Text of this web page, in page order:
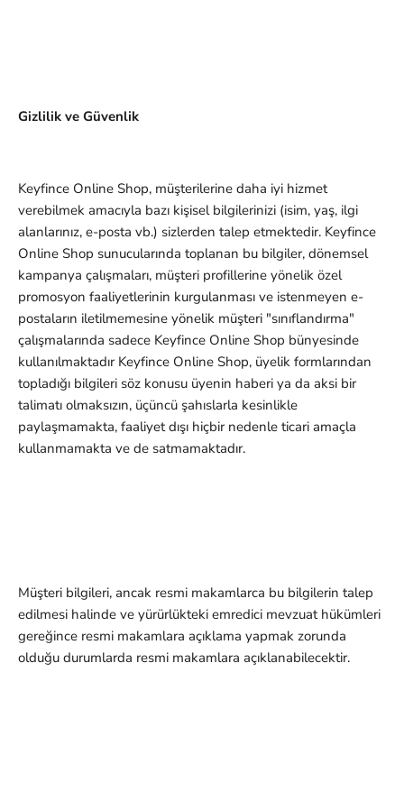
Gizlilik ve Güvenlik
Keyfince Online Shop, müşterilerine daha iyi hizmet
verebilmek amacıyla bazı kişisel bilgilerinizi (isim, yaş, ilgi
alanlarınız, e-posta vb.) sizlerden talep etmektedir. Keyfince
Online Shop sunucularında toplanan bu bilgiler, dönemsel
kampanya çalışmaları, müşteri profillerine yönelik özel
promosyon faaliyetlerinin kurgulanması ve istenmeyen e-
postaların iletilmemesine yönelik müşteri "sınıflandırma"
çalışmalarında sadece Keyfince Online Shop bünyesinde
kullanılmaktadır Keyfince Online Shop, üyelik formlarından
topladığı bilgileri söz konusu üyenin haberi ya da aksi bir
talimatı olmaksızın, üçüncü şahıslarla kesinlikle
paylaşmamakta, faaliyet dışı hiçbir nedenle ticari amaçla
kullanmamakta ve de satmamaktadır.
Müşteri bilgileri, ancak resmi makamlarca bu bilgilerin talep
edilmesi halinde ve yürürlükteki emredici mevzuat hükümleri
gereğince resmi makamlara açıklama yapmak zorunda
olduğu durumlarda resmi makamlara açıklanabilecektir.